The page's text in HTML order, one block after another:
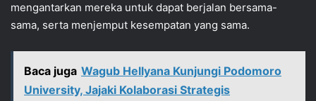
mengantarkan mereka untuk dapat berjalan bersama-
sama, serta menjemput kesempatan yang sama.
Baca juga Wagub Hellyana Kunjungi Podomoro
University, Jajaki Kolaborasi Strategis